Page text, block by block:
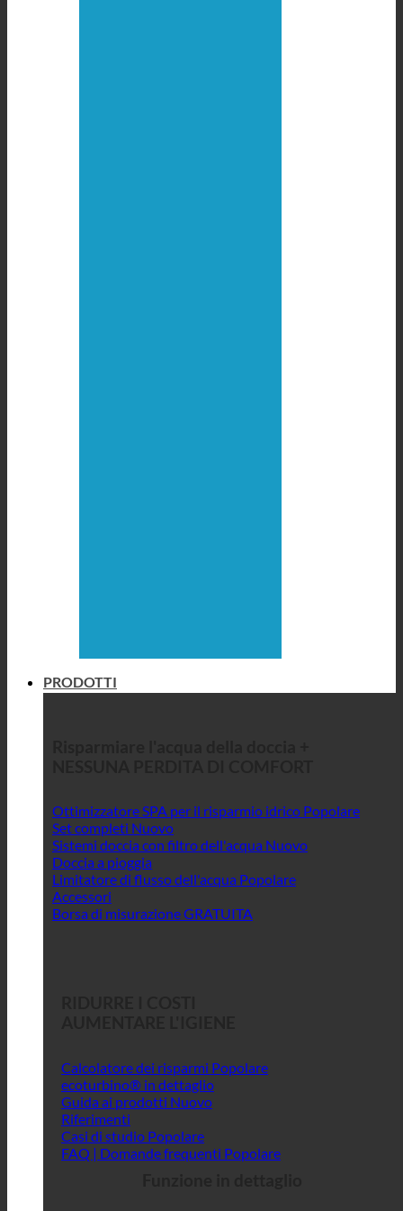
PRODOTTI
Ottimizzatore SPA per il risparmio idrico
Set completi
Sistemi doccia con filtro dell'acqua
Doccia a pioggia
Limitatore di flusso dell'acqua
Accessori
Borsa di misurazione GRATUITA
Calcolatore dei risparmi
ecoturbino® in dettaglio
Guida ai prodotti
Riferimenti
Casi di studio
FAQ | Domande frequenti